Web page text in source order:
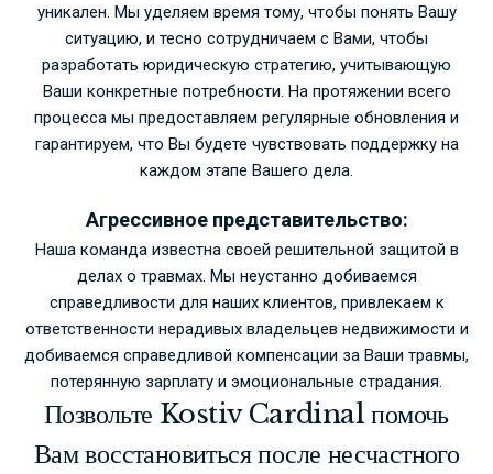
уникален. Мы уделяем время тому, чтобы понять Вашу
ситуацию, и тесно сотрудничаем с Вами, чтобы
разработать юридическую стратегию, учитывающую
Ваши конкретные потребности. На протяжении всего
процесса мы предоставляем регулярные обновления и
гарантируем, что Вы будете чувствовать поддержку на
каждом этапе Вашего дела.
Агрессивное представительство:
Наша команда известна своей решительной защитой в
делах о травмах. Мы неустанно добиваемся
справедливости для наших клиентов, привлекаем к
ответственности нерадивых владельцев недвижимости и
добиваемся справедливой компенсации за Ваши травмы,
потерянную зарплату и эмоциональные страдания.
Позвольте Kostiv Cardinal помочь
Вам восстановиться после несчастного